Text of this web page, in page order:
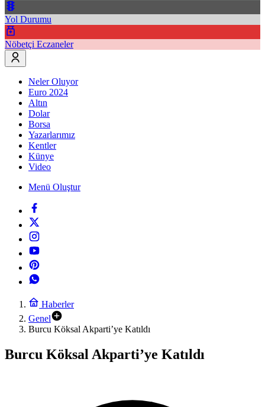
Yol Durumu
Nöbetçi Eczaneler
Neler Oluyor
Euro 2024
Altın
Dolar
Borsa
Yazarlarımız
Kentler
Künye
Video
Menü Oluştur
Haberler
Genel
Burcu Köksal Akparti’ye Katıldı
Burcu Köksal Akparti’ye Katıldı